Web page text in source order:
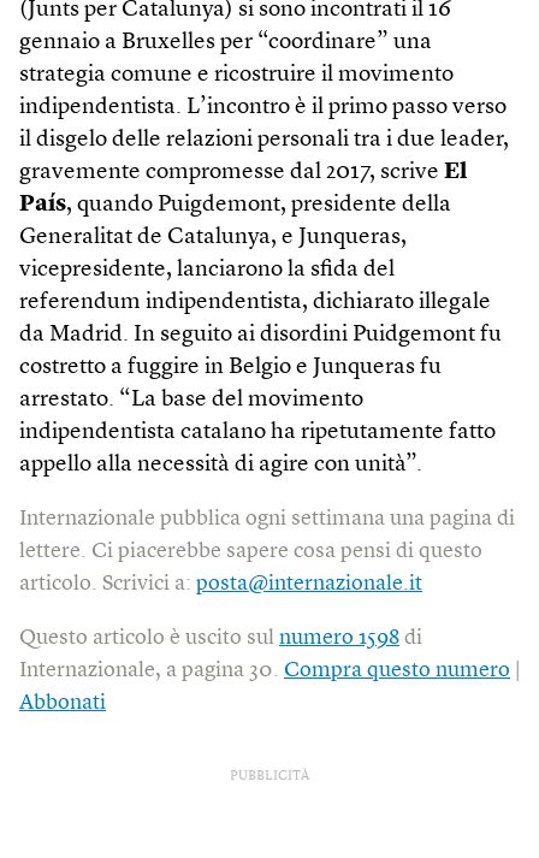
(Junts per Catalunya) si sono incontrati il 16
gennaio a Bruxelles per “coordinare” una
strategia comune e ricostruire il movimento
indipendentista. L’incontro è il primo passo verso
il disgelo delle relazioni personali tra i due leader,
gravemente compromesse dal 2017, scrive El
País, quando Puigdemont, presidente della
Generalitat de Catalunya, e Junqueras,
vicepresidente, lanciarono la sfida del
referendum indipendentista, dichiarato illegale
da Madrid. In seguito ai disordini Puidgemont fu
costretto a fuggire in Belgio e Junqueras fu
arrestato. “La base del movimento
indipendentista catalano ha ripetutamente fatto
appello alla necessità di agire con unità”.
Internazionale pubblica ogni settimana una pagina di
lettere. Ci piacerebbe sapere cosa pensi di questo
articolo. Scrivici a: posta@internazionale.it
Questo articolo è uscito sul numero 1598 di
Internazionale, a pagina 30. Compra questo numero
Abbonati
PUBBLICITÀ